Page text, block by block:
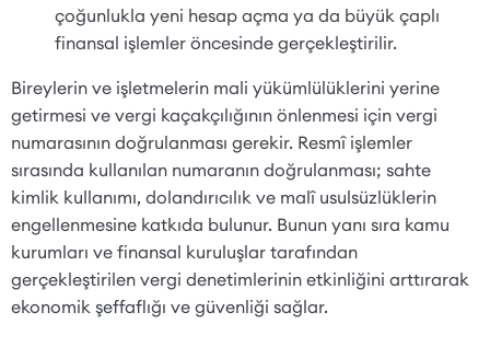
çoğunlukla yeni hesap açma ya da büyük çaplı
finansal işlemler öncesinde gerçekleştirilir.
Bireylerin ve işletmelerin mali yükümlülüklerini yerine
getirmesi ve vergi kaçakçılığının önlenmesi için vergi
numarasının doğrulanması gerekir. Resmî işlemler
sırasında kullanılan numaranın doğrulanması; sahte
kimlik kullanımı, dolandırıcılık ve malî usulsüzlüklerin
engellenmesine katkıda bulunur. Bunun yanı sıra kamu
kurumları ve finansal kuruluşlar tarafından
gerçekleştirilen vergi denetimlerinin etkinliğini arttırarak
ekonomik şeffaflığı ve güvenliği sağlar.